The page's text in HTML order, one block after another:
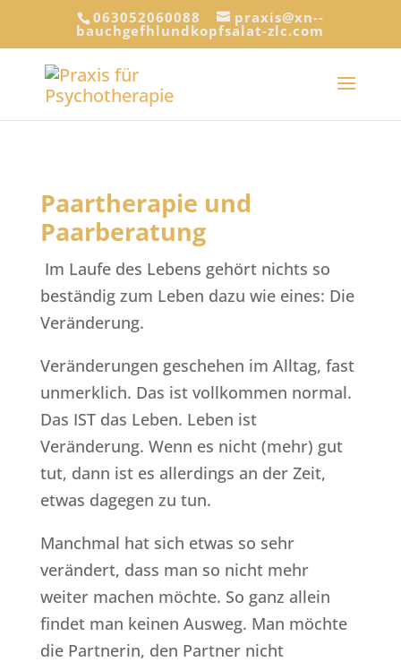
063052060088 praxis@xn--
bauchgefhlundkopfsalat-zlc.com
Paartherapie und
Paarberatung
Im Laufe des Lebens gehört nichts so
beständig zum Leben dazu wie eines: Die
Veränderung.
Veränderungen geschehen im Alltag, fast
unmerklich. Das ist vollkommen normal.
Das IST das Leben. Leben ist
Veränderung. Wenn es nicht (mehr) gut
tut, dann ist es allerdings an der Zeit,
etwas dagegen zu tun.
Manchmal hat sich etwas so sehr
verändert, dass man so nicht mehr
weiter machen möchte. So ganz allein
findet man keinen Ausweg. Man möchte
die Partnerin, den Partner nicht